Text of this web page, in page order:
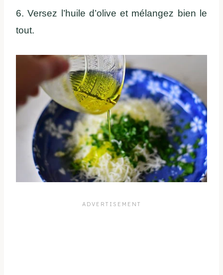
6. Versez l’huile d’olive et mélangez bien le
tout.